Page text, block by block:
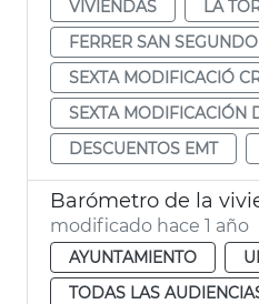
VIVIENDAS LA
FERRER SAN SEGUNDO
SEXTA MODIFICACIÓ
SEXTA MODIFICACIÓN
DESCUENTOS EMT
Barómetro de la
modificado hace 1 año
AYUNTAMIENTO
TODAS LAS